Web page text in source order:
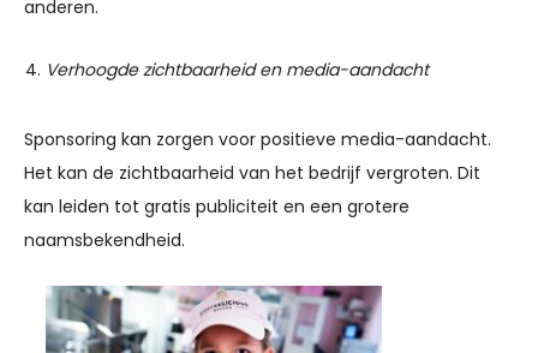
anderen.
Verhoogde zichtbaarheid en media-aandacht
Sponsoring kan zorgen voor positieve media-aandacht.
Het kan de zichtbaarheid van het bedrijf vergroten. Dit
kan leiden tot gratis publiciteit en een grotere
naamsbekendheid.